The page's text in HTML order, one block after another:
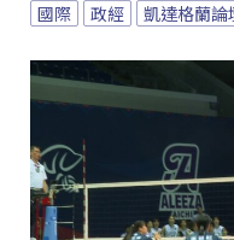
國際 政經 凱達格蘭論